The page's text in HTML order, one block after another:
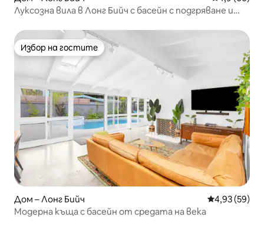
Луксозна вила в Лонг Бийч с басейн с подгряване и
Избор на гостите
Избор на гостите
Дом – Лонг Бийч Средна
4,93 (59)
Модерна къща с басейн от средата на века